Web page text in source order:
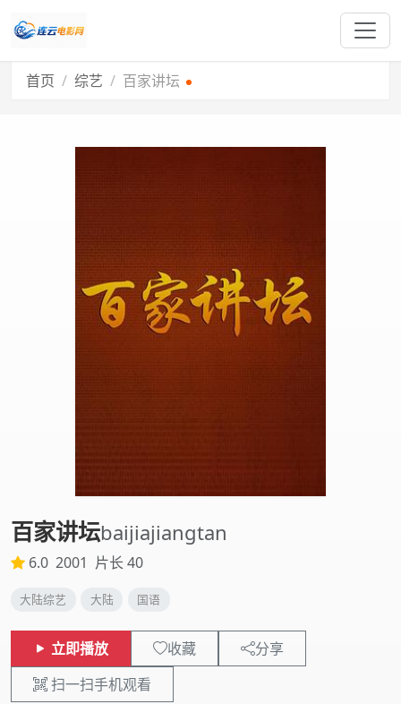
首页 综艺 百家讲坛
百家讲坛baijiajiangtan
6.0 2001 片长 40
大陆综艺 大陆 国语
立即播放 收藏
分享
扫一扫手机观看